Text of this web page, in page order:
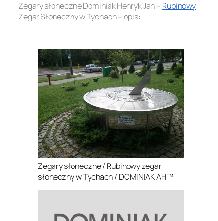
Zegary słoneczne Dominiak Henryk Jan – Rubinowy
Zegar Słoneczny w Tychach – opis:
Zegary słoneczne / Rubinowy zegar
słoneczny w Tychach / DOMINIAK AH™